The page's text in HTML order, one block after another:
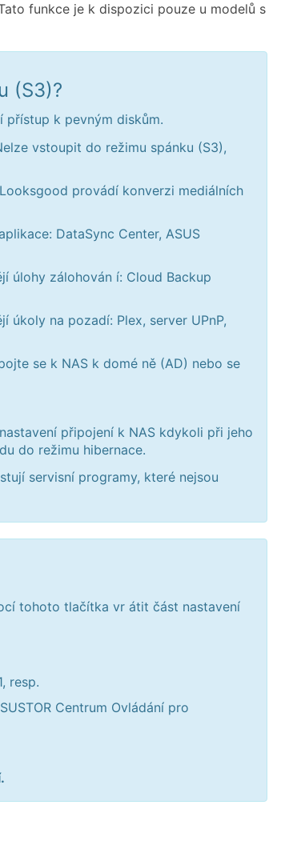
funkce je k dispozici pouze u modelů s
(S3)?
přístup k pevným diskům.
vstoupit do režimu spánku (S3),
provádí konverzi mediálních
DataSync Center, ASUS
úlohy zálohován í: Cloud Backup
na pozadí: Plex, server UPnP,
se k NAS k domé ně (AD) nebo se
připojení k NAS kdykoli při jeho
do režimu hibernace.
servisní programy, které nejsou
tohoto tlačítka vr átit část nastavení
resp.
Centrum Ovládání pro